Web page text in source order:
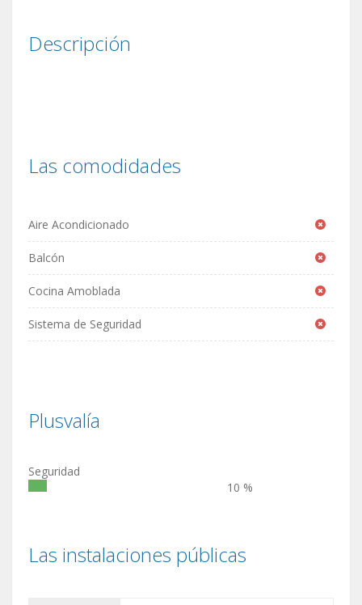
Descripción
Las comodidades
Aire Acondicionado
Balcón
Cocina Amoblada
Sistema de Seguridad
Plusvalía
Seguridad
10 %
Las instalaciones públicas